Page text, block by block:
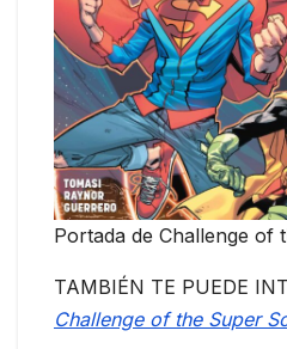
Portada de Challenge of
TAMBIÉN TE PUEDE
Challenge of the Super